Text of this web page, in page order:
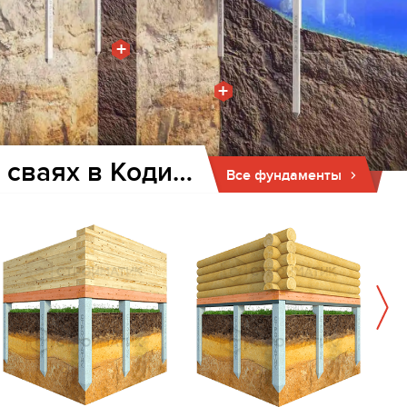
+
+
Все фундаменты
Фундамент для дома и бани на забивных ж/б сваях в Кодинске